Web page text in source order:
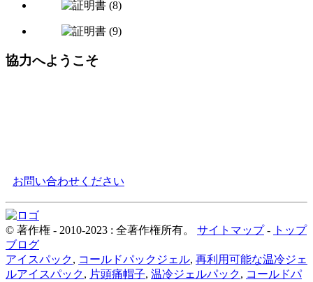
協力へようこそ
お問い合わせください
© 著作権 - 2010-2023 : 全著作権所有。 サイトマップ- トップ
ブログ
アイスパック, コールドパックジェル, 再利用可能な温冷ジェ
ルアイスパック, 片頭痛帽子, 温冷ジェルパック, コールドパ